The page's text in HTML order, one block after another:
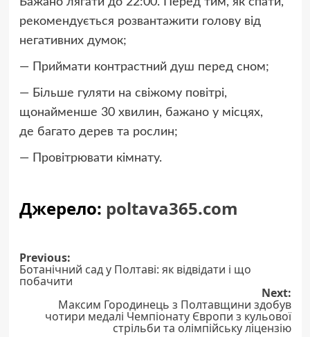
рекомендується розвантажити голову від
негативних думок;
— Приймати контрастний душ перед сном;
— Більше гуляти на свіжому повітрі,
щонайменше 30 хвилин, бажано у місцях,
де багато дерев та рослин;
— Провітрювати кімнату.
Джерело: poltava365.com
Post
navigation
Previous:
Ботанічний сад у Полтаві: як відвідати і що
побачити
Next:
Максим Городинець з Полтавщини здобув
чотири медалі Чемпіонату Європи з кульової
стрільби та олімпійську ліцензію